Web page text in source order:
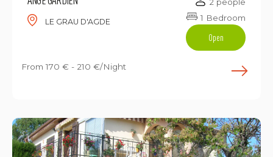
LE GRAU D'AGDE
2 people
1 Bedroom
Open
From170 € - 210 €/Night